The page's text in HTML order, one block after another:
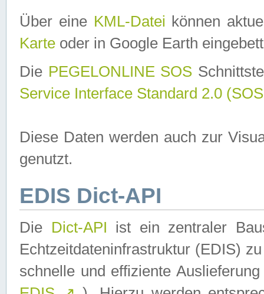
Über eine KML-Datei können
Karte oder in Google Earth
Die PEGELONLINE SOS
Service Interface Standard 2.0
Diese Daten werden auch zur
genutzt.
EDIS Dict-API
Die Dict-API ist ein zentraler
Echtzeitdateninfrastruktur (EDIS)
schnelle und effiziente